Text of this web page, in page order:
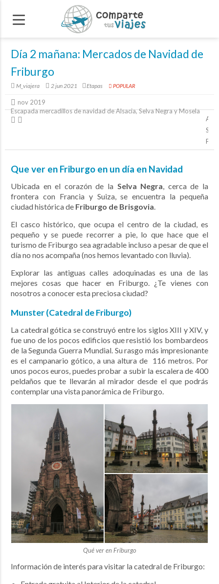
Día 2 mañana: Mercados de Navidad de
Friburgo
M_viajera 2 jun 2021 Etapas POPULAR
Escapada mercadillos de navidad de Alsacia, Selva Negra y Mosela
nov 2019
Que ver en Friburgo en un día en Navidad
Ubicada en el corazón de la Selva Negra, cerca de la
frontera con Francia y Suiza, se encuentra la pequeña
ciudad histórica de Friburgo de Brisgovia.
El casco histórico, que ocupa el centro de la ciudad, es
pequeño y se puede recorrer a pie, lo que hace que el
turismo de Friburgo sea agradable incluso a pesar de que el
día no nos acompaña (nos hemos levantado con lluvia).
Explorar las antiguas calles adoquinadas es una de las
mejores cosas que hacer en Friburgo. ¿Te vienes con
nosotros a conocer esta preciosa ciudad?
Munster (Catedral de Friburgo)
La catedral gótica se construyó entre los siglos XIII y XIV, y
fue uno de los pocos edificios que resistió los bombardeos
de la Segunda Guerra Mundial. Su rasgo más impresionante
es el campanario gótico, a una altura de 116 metros. Por
unos pocos euros, puedes probar a subir la escalera de 400
peldaños que te llevarán al mirador desde el que podrás
contemplar una vista panorámica de Friburgo.
Qué ver en Friburgo
Información de interés para visitar la catedral de Friburgo: